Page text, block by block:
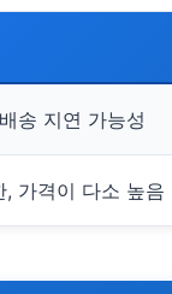
송 지연 가능성
가격이 다소 높음